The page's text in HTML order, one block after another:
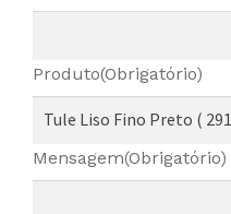
Produto(Obrigatório)
Mensagem(Obrigatório)